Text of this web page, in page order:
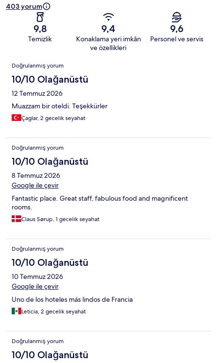
403 yorum
9,8
Temizlik
9,4
Konaklama yeri imkân
ve özellikleri
9,6
Personel ve servis
Yorumlar
Doğrulanmış yorum
10/10 Olağanüstü
12 Temmuz 2026
Muazzam bir oteldi. Teşekkürler
Çaglar, 2 gecelik seyahat
Doğrulanmış yorum
10/10 Olağanüstü
8 Temmuz 2026
Google ile çevir
Fantastic place. Great staff, fabulous food and magnificent
rooms.
Claus Sørup, 1 gecelik seyahat
Doğrulanmış yorum
10/10 Olağanüstü
10 Temmuz 2026
Google ile çevir
Uno de los hoteles más lindos de Francia
Leticia, 2 gecelik seyahat
Doğrulanmış yorum
10/10 Olağanüstü